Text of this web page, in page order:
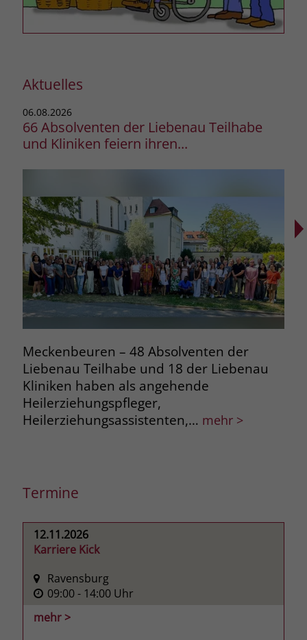
Aktuelles
06.08.2026
66 Absolventen der Liebenau Teilhabe
und Kliniken feiern ihren...
Meckenbeuren – 48 Absolventen der
Liebenau Teilhabe und 18 der Liebenau
Kliniken haben als angehende
Heilerziehungspfleger,
Heilerziehungsassistenten,… mehr >
Termine
12.11.2026
Karriere Kick
Ravensburg
09:00- 14:00 Uhr
mehr >